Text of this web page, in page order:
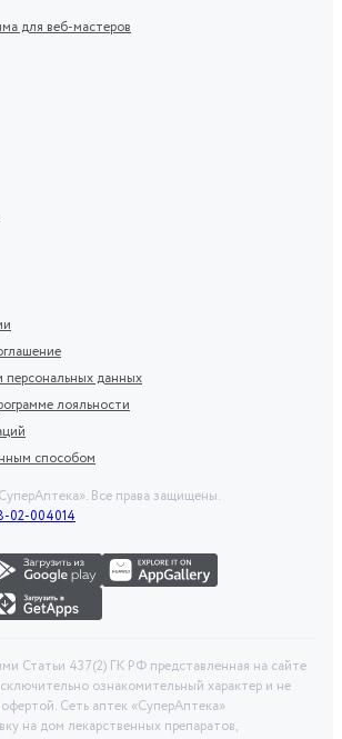
для веб-мастеров
персональных данных
лояльности
способом
Все права защищены.
02-004014
Статьи 437(2) ГК РФ представленная на сайте
ознакомительный характер и не
Сеть аптек «СуперАптека»
на дом лекарственных препаратов,